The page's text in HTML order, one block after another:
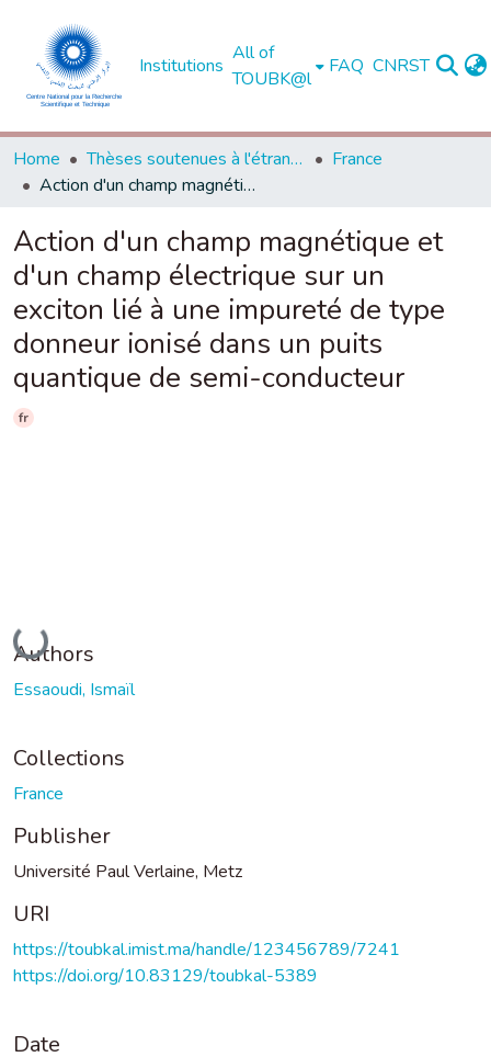
Institutions
All of
TOUBK@l
FAQ CNRST
Home Thèses soutenues à l'étranger
France
Action d'un champ magnétique et d'un champ électrique sur un exciton lié à une impureté de type donneur ionisé dans un puits quantique de semi-conducteur
Action d'un champ magnétique et
d'un champ électrique sur un
exciton lié à une impureté de type
donneur ionisé dans un puits
quantique de semi-conducteur
fr
Loading...
Authors
Essaoudi, Ismaïl
Collections
France
Publisher
Université Paul Verlaine, Metz
URI
https://toubkal.imist.ma/handle/123456789/7241
https://doi.org/10.83129/toubkal-5389
Date